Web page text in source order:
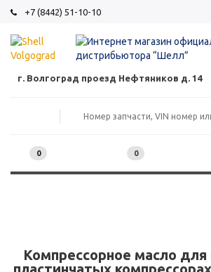
+7 (8442) 51-10-10
г. Волгоград проезд Нефтяников д. 14
0 0
Компрессорное масло